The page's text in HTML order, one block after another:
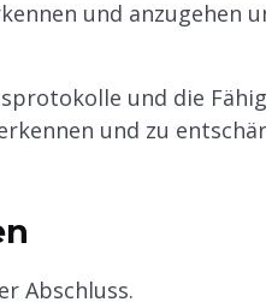
und anzugehen
und die
und zu
Abschluss.